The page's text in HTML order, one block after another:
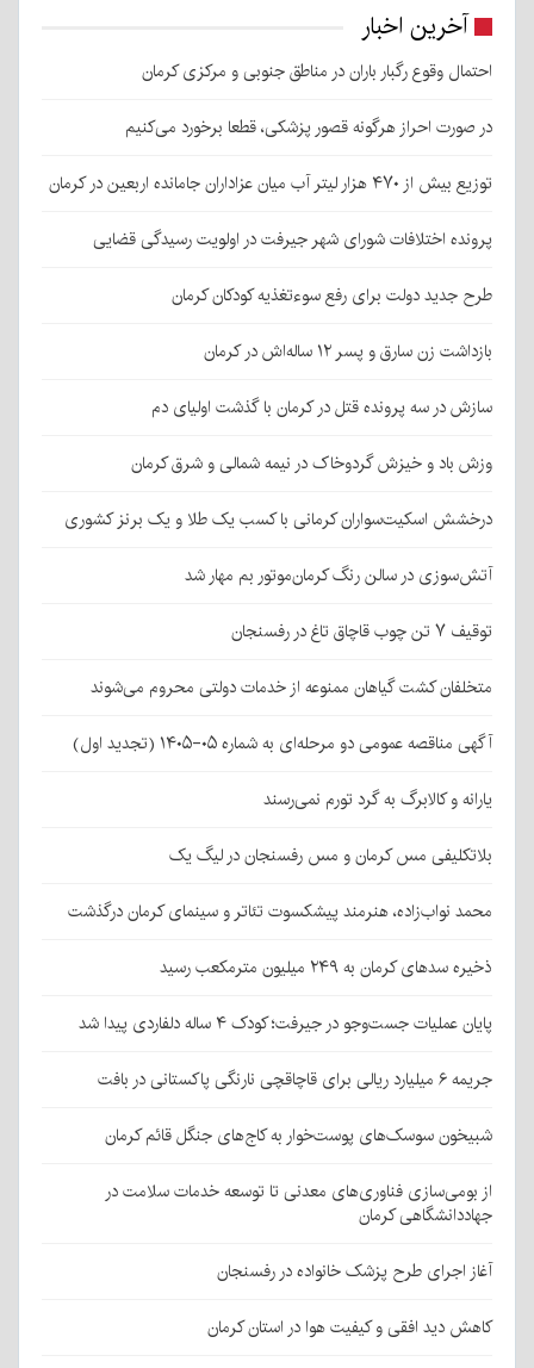
آخرین اخبار
احتمال وقوع رگبار باران در مناطق جنوبی و مرکزی کرمان
در صورت احراز هرگونه قصور پزشکی، قطعا برخورد می‌کنیم
توزیع بیش از ۴۷۰ هزار لیتر آب میان عزاداران جامانده اربعین در کرمان
پرونده اختلافات شورای شهر جیرفت در اولویت رسیدگی قضایی
طرح جدید دولت برای رفع سوءتغذیه کودکان کرمان
بازداشت زن سارق و پسر ۱۲ ساله‌اش در کرمان
سازش در سه پرونده قتل در کرمان با گذشت اولیای دم
وزش باد و خیزش گردوخاک در نیمه شمالی و شرق کرمان
درخشش اسکیت‌سواران کرمانی با کسب یک طلا و یک برنز کشوری
آتش‌سوزی در سالن رنگ کرمان‌موتور بم مهار شد
توقیف ۷ تن چوب قاچاق تاغ در رفسنجان
متخلفان کشت گیاهان ممنوعه از خدمات دولتی محروم می‌شوند
آگهی مناقصه عمومی دو مرحله‌ای به شماره ۰۵-۱۴۰۵ (تجدید اول)
یارانه و کالابرگ به گرد تورم نمی‌رسند
بلاتکلیفی مس کرمان و مس رفسنجان در لیگ یک
محمد نواب‌زاده، هنرمند پیشکسوت تئاتر و سینمای کرمان درگذشت
ذخیره سدهای کرمان به ۲۴۹ میلیون مترمکعب رسید
پایان عملیات جست‌وجو در جیرفت؛ کودک ۴ ساله دلفاردی پیدا شد
جریمه ۶ میلیارد ریالی برای قاچاقچی نارنگی پاکستانی در بافت
شبیخون سوسک‌های پوست‌خوار به کاج‌های جنگل قائم کرمان
از بومی‌سازی فناوری‌های معدنی تا توسعه خدمات سلامت در
جهاددانشگاهی کرمان
آغاز اجرای طرح پزشک خانواده در رفسنجان
کاهش دید افقی و کیفیت هوا در استان کرمان